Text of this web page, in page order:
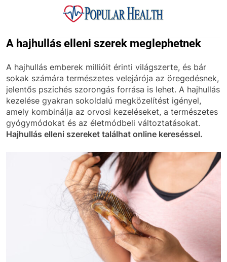
Popular Health
A hajhullás elleni szerek meglephetnek
A hajhullás emberek millióit érinti világszerte, és bár
sokak számára természetes velejárója az öregedésnek,
jelentős pszichés szorongás forrása is lehet. A hajhullás
kezelése gyakran sokoldalú megközelítést igényel,
amely kombinálja az orvosi kezeléseket, a természetes
gyógymódokat és az életmódbeli változtatásokat.
Hajhullás elleni szereket találhat online kereséssel.